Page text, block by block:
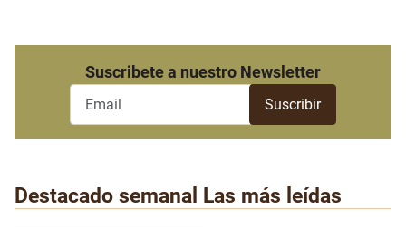
Suscribete a nuestro Newsletter
Destacado semanal Las más leídas